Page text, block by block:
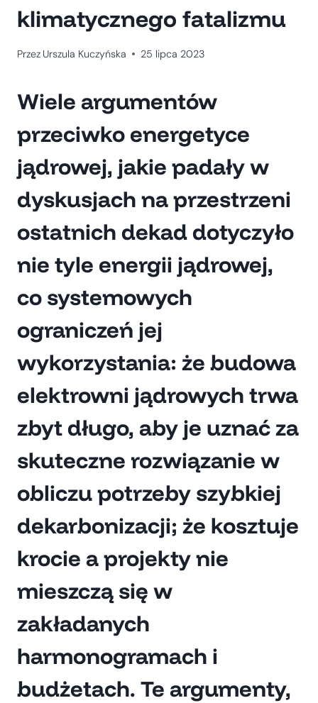
klimatycznego fatalizmu
Przez Urszula Kuczyńska 25 lipca 2023
Wiele argumentów
przeciwko energetyce
jądrowej, jakie padały w
dyskusjach na przestrzeni
ostatnich dekad dotyczyło
nie tyle energii jądrowej,
co systemowych
ograniczeń jej
wykorzystania: że budowa
elektrowni jądrowych trwa
zbyt długo, aby je uznać za
skuteczne rozwiązanie w
obliczu potrzeby szybkiej
dekarbonizacji; że kosztuje
krocie a projekty nie
mieszczą się w
zakładanych
harmonogramach i
budżetach. Te argumenty,